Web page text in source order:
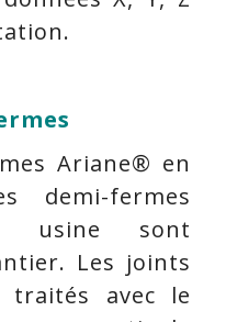
Ariane® en
demi-fermes
usine sont
Les joints
avec le